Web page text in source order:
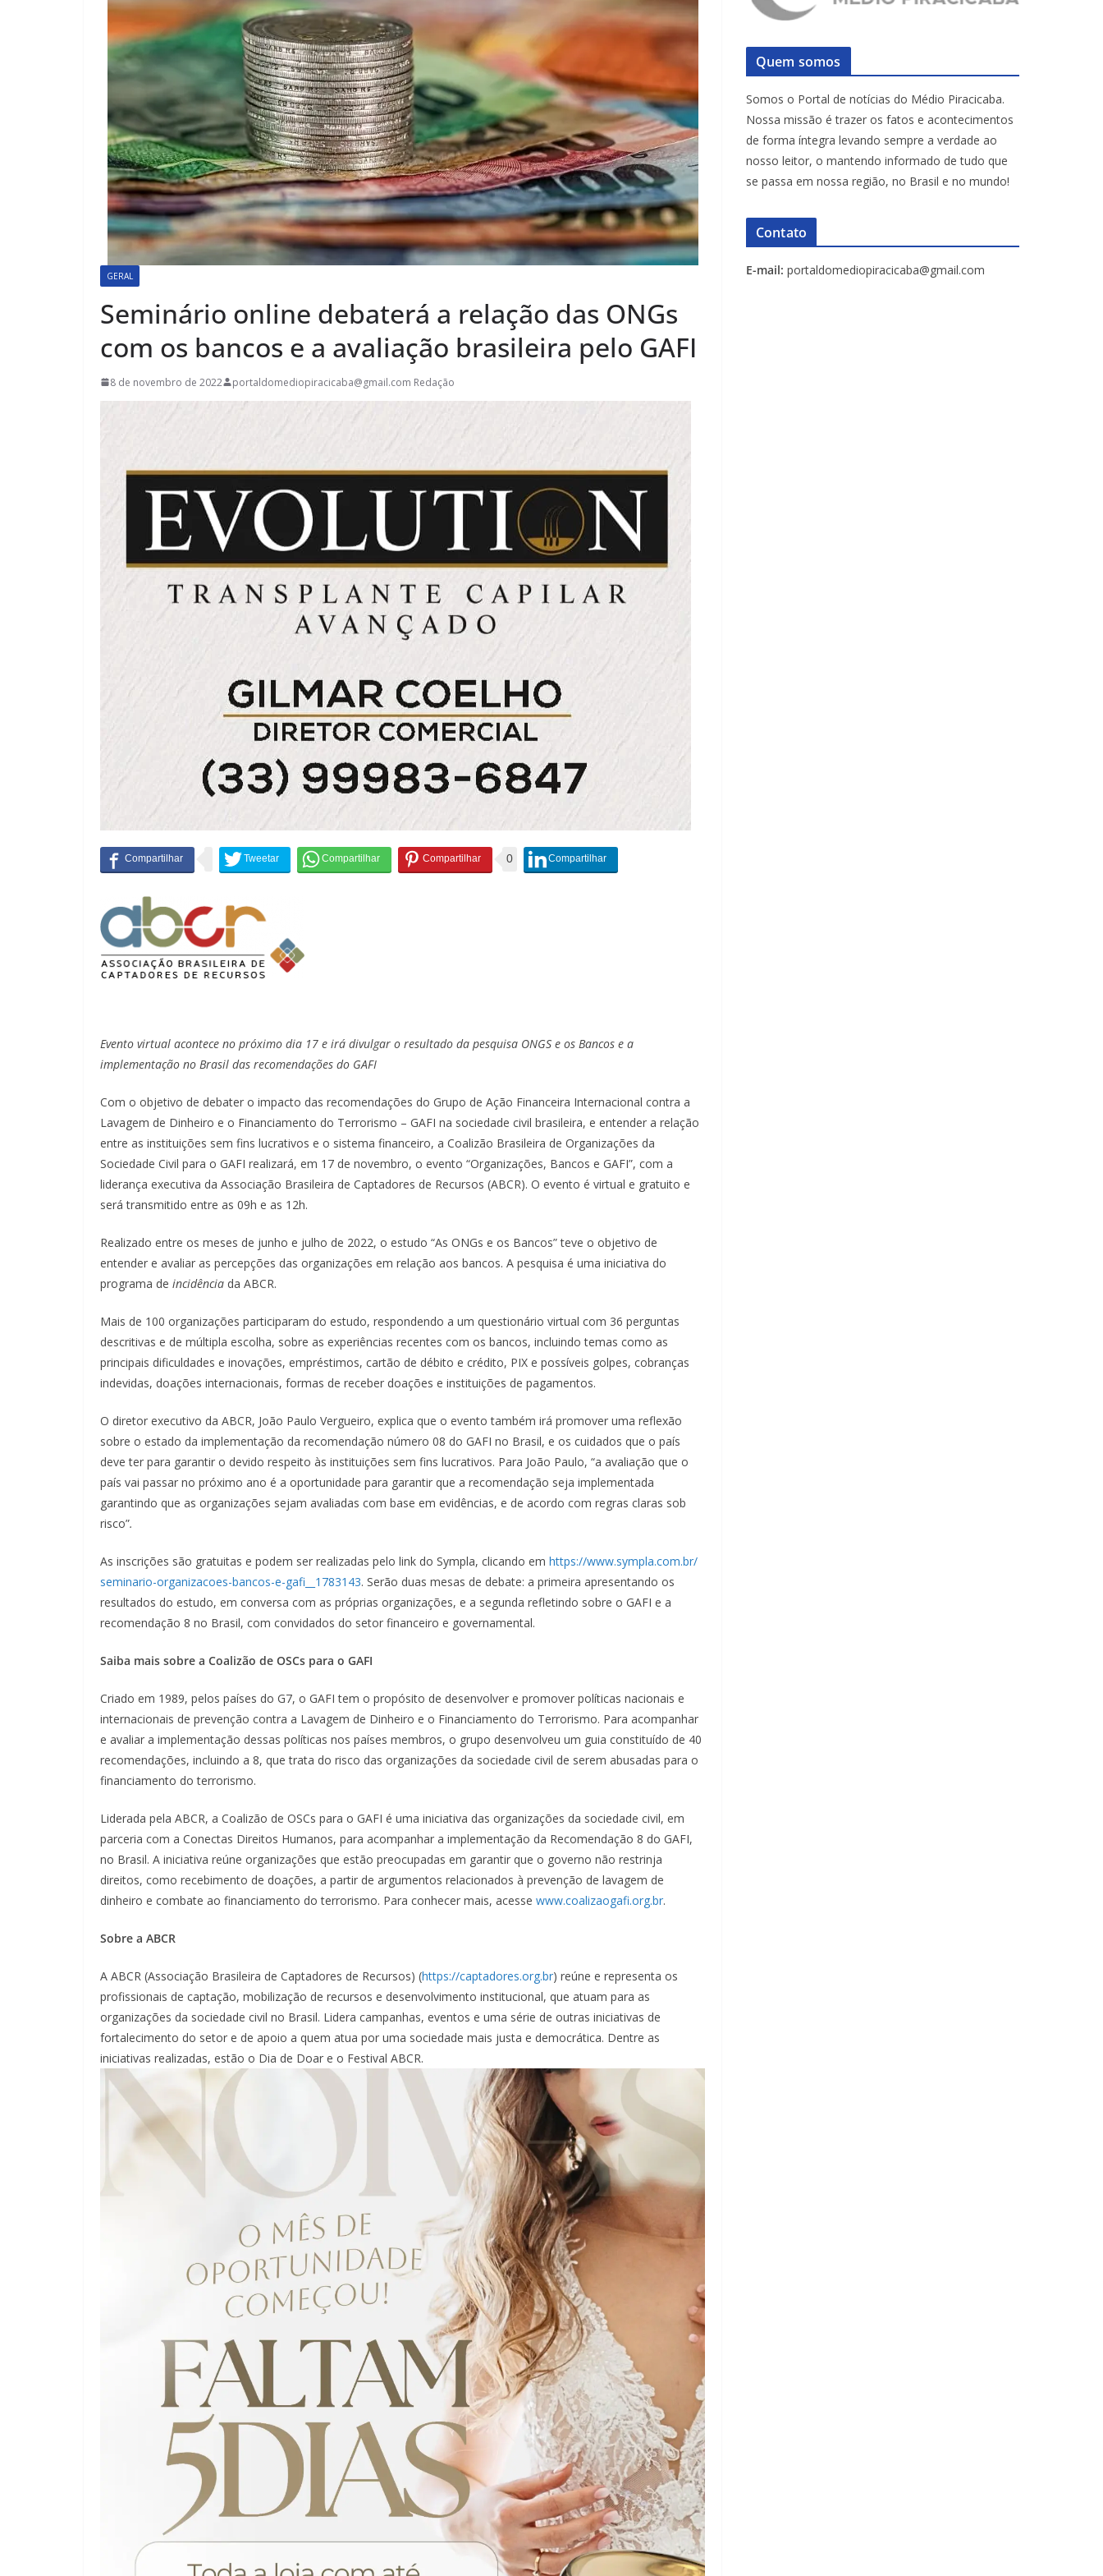
GERAL
Seminário online debaterá a relação das ONGs
com os bancos e a avaliação brasileira pelo GAFI
8 de novembro de 2022 portaldomediopiracicaba@gmail.com Redação
0
Evento virtual acontece no próximo dia 17 e irá divulgar o resultado da pesquisa ONGS e os Bancos e a
implementação no Brasil das recomendações do GAFI
Com o objetivo de debater o impacto das recomendações do Grupo de Ação Financeira Internacional contra a
Lavagem de Dinheiro e o Financiamento do Terrorismo – GAFI na sociedade civil brasileira, e entender a relação
entre as instituições sem fins lucrativos e o sistema financeiro, a Coalizão Brasileira de Organizações da
Sociedade Civil para o GAFI realizará, em 17 de novembro, o evento “Organizações, Bancos e GAFI”, com a
liderança executiva da Associação Brasileira de Captadores de Recursos (ABCR). O evento é virtual e gratuito e
será transmitido entre as 09h e as 12h.
Realizado entre os meses de junho e julho de 2022, o estudo “As ONGs e os Bancos” teve o objetivo de
entender e avaliar as percepções das organizações em relação aos bancos. A pesquisa é uma iniciativa do
programa de incidência da ABCR.
Mais de 100 organizações participaram do estudo, respondendo a um questionário virtual com 36 perguntas
descritivas e de múltipla escolha, sobre as experiências recentes com os bancos, incluindo temas como as
principais dificuldades e inovações, empréstimos, cartão de débito e crédito, PIX e possíveis golpes, cobranças
indevidas, doações internacionais, formas de receber doações e instituições de pagamentos.
O diretor executivo da ABCR, João Paulo Vergueiro, explica que o evento também irá promover uma reflexão
sobre o estado da implementação da recomendação número 08 do GAFI no Brasil, e os cuidados que o país
deve ter para garantir o devido respeito às instituições sem fins lucrativos. Para João Paulo, “a avaliação que o
país vai passar no próximo ano é a oportunidade para garantir que a recomendação seja implementada
garantindo que as organizações sejam avaliadas com base em evidências, e de acordo com regras claras sob
risco”.
As inscrições são gratuitas e podem ser realizadas pelo link do Sympla, clicando em https://www.sympla.com.br/
seminario-organizacoes-bancos-e-gafi__1783143. Serão duas mesas de debate: a primeira apresentando os
resultados do estudo, em conversa com as próprias organizações, e a segunda refletindo sobre o GAFI e a
recomendação 8 no Brasil, com convidados do setor financeiro e governamental.
Saiba mais sobre a Coalizão de OSCs para o GAFI
Criado em 1989, pelos países do G7, o GAFI tem o propósito de desenvolver e promover políticas nacionais e
internacionais de prevenção contra a Lavagem de Dinheiro e o Financiamento do Terrorismo. Para acompanhar
e avaliar a implementação dessas políticas nos países membros, o grupo desenvolveu um guia constituído de 40
recomendações, incluindo a 8, que trata do risco das organizações da sociedade civil de serem abusadas para o
financiamento do terrorismo.
Liderada pela ABCR, a Coalizão de OSCs para o GAFI é uma iniciativa das organizações da sociedade civil, em
parceria com a Conectas Direitos Humanos, para acompanhar a implementação da Recomendação 8 do GAFI,
no Brasil. A iniciativa reúne organizações que estão preocupadas em garantir que o governo não restrinja
direitos, como recebimento de doações, a partir de argumentos relacionados à prevenção de lavagem de
dinheiro e combate ao financiamento do terrorismo. Para conhecer mais, acesse www.coalizaogafi.org.br.
Sobre a ABCR
A ABCR (Associação Brasileira de Captadores de Recursos) (https://captadores.org.br) reúne e representa os
profissionais de captação, mobilização de recursos e desenvolvimento institucional, que atuam para as
organizações da sociedade civil no Brasil. Lidera campanhas, eventos e uma série de outras iniciativas de
fortalecimento do setor e de apoio a quem atua por uma sociedade mais justa e democrática. Dentre as
iniciativas realizadas, estão o Dia de Doar e o Festival ABCR.
Quem somos
Somos o Portal de notícias do Médio Piracicaba.
Nossa missão é trazer os fatos e acontecimentos
de forma íntegra levando sempre a verdade ao
nosso leitor, o mantendo informado de tudo que
se passa em nossa região, no Brasil e no mundo!
Contato
E-mail: portaldomediopiracicaba@gmail.com